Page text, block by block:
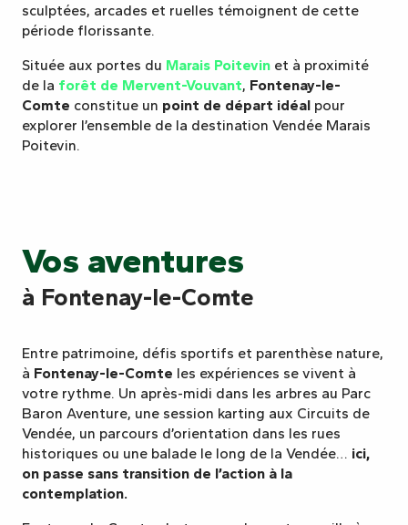
sculptées, arcades et ruelles témoignent de cette
période florissante.
Située aux portes du Marais Poitevin et à proximité
de la forêt de Mervent-Vouvant, Fontenay-le-
Comte constitue un point de départ idéal pour
explorer l’ensemble de la destination Vendée Marais
Poitevin.
Vos aventures
à Fontenay-le-Comte
Entre patrimoine, défis sportifs et parenthèse nature,
à Fontenay-le-Comte les expériences se vivent à
votre rythme. Un après-midi dans les arbres au Parc
Baron Aventure, une session karting aux Circuits de
Vendée, un parcours d’orientation dans les rues
historiques ou une balade le long de la Vendée… ici,
on passe sans transition de l’action à la
contemplation.